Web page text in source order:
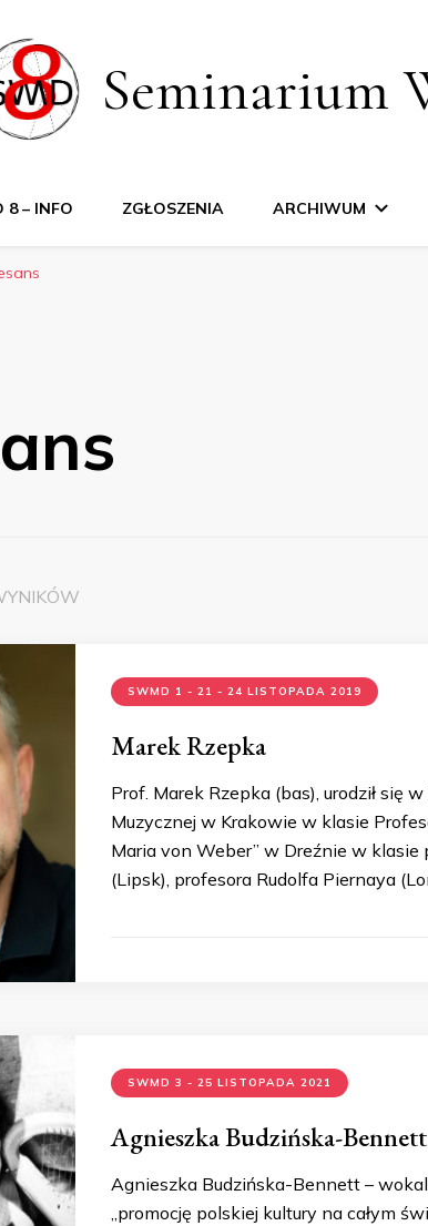
Seminarium
8 – INFO ZGŁOSZENIA ARCHIWUM
SWMD 1 - 21 - 24 LISTOPADA 2019
Marek Rzepka
Prof. Marek Rzepka (bas), urodził się
Muzycznej w Krakowie w klasie
Maria von Weber” w Dreźnie w klasie
(Lipsk), profesora Rudolfa Piernaya
SWMD 3 - 25 LISTOPADA 2021
Agnieszka Budzińska-Bennett
Agnieszka Budzińska-Bennett –
„promocję polskiej kultury na całym